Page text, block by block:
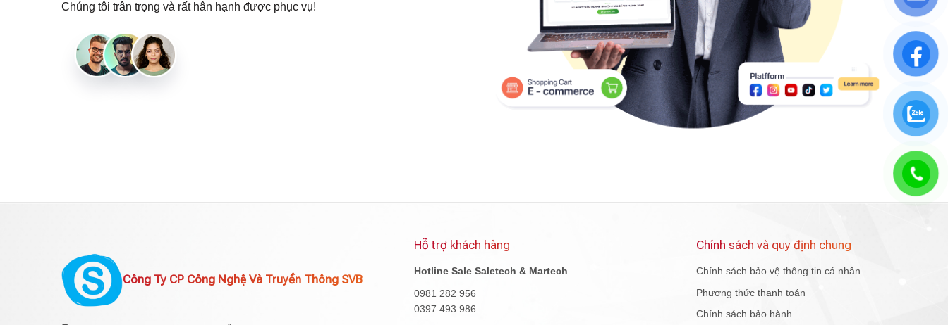
Chúng tôi trân trọng và rất hân hạnh được phục vụ!
Công Ty CP Công Nghệ Và Truyền Thông SVB
Hỗ trợ khách hàng
Hotline Sale Saletech & Martech
0981 282 956
0397 493 986
Chính sách và quy định chung
Chính sách bảo vệ thông tin cá nhân
Phương thức thanh toán
Chính sách bảo hành